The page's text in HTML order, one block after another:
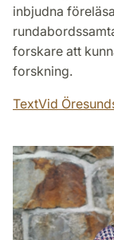
inbjudna
forskare att
forskning.
TextVid